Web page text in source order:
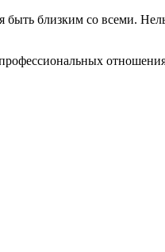
близким со всеми.